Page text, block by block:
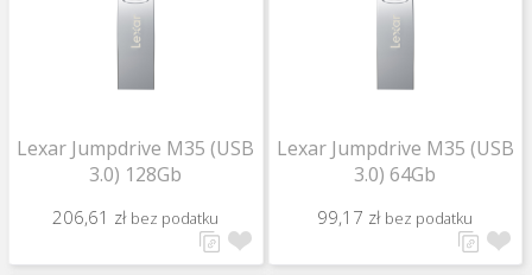
Lexar Jumpdrive M35 (USB
3.0) 128Gb
206,61 zł bez podatku
Lexar Jumpdrive M35 (USB
3.0) 64Gb
99,17 zł bez podatku